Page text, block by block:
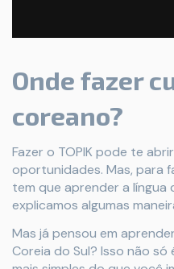
Onde fazer
coreano?
Fazer o TOPIK pode te
oportunidades. Mas, para
tem que aprender a língua
explicamos algumas
Mas já pensou em
Coreia do Sul? Isso não